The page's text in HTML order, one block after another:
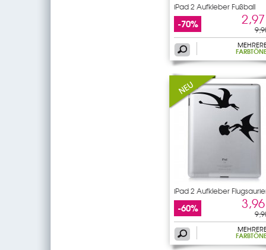
iPad 2 Aufkleber Fußball
-70%
iPad 2 Aufkleber
-60%